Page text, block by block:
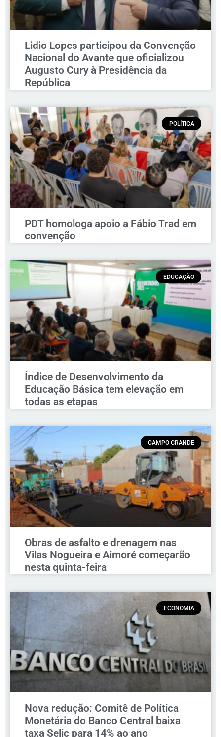
Lidio Lopes participou da Convenção
Nacional do Avante que oficializou
Augusto Cury à Presidência da
República
POLÍTICA
PDT homologa apoio a Fábio Trad em
convenção
EDUCAÇÃO
Índice de Desenvolvimento da
Educação Básica tem elevação em
todas as etapas
CAMPO GRANDE
Obras de asfalto e drenagem nas
Vilas Nogueira e Aimoré começarão
nesta quinta-feira
ECONOMIA
Nova redução: Comitê de Política
Monetária do Banco Central baixa
taxa Selic para 14% ao ano